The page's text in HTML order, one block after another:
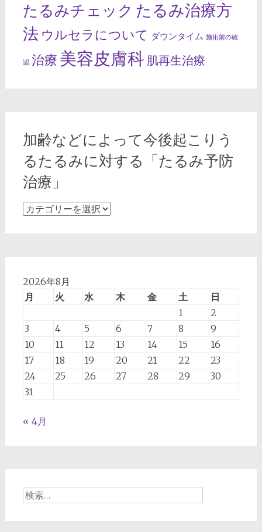
たるみチェック たるみ治療方
法 ウルセラについて ダウンタイム 施術前の確
認 治療 美容皮膚科 肌再生治療
加齢などによって今後起こりう
るたるみに対する「たるみ予防
治療」
加
よ
っ
後
起
こ
り
う
た
す
る
2026年8月
月
火 水 木 金 土
日
1
2
3
4 5 6 7 8
9
10
11 12 13 14 15
16
17
18 19 20 21 22
23
24
25 26 27 28 29
30
31
« 4月
検